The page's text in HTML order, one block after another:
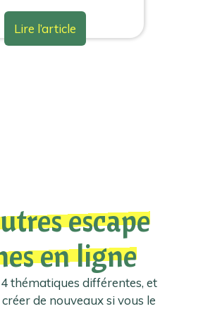
Lire l’article
escape
en ligne
thématiques différentes, et
de nouveaux si vous le